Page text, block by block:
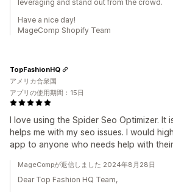
leveraging and stand out from the crowd.
Have a nice day!
MageComp Shopify Team
I love using the Spider Seo Optimizer. It
helps me with my seo issues. I would
app to anyone who needs help with
TopFashionHQ
アメリカ合衆国
アプリの使用期間：15日
MageCompが返信しました 2024年8月28日
Dear Top Fashion HQ Team,